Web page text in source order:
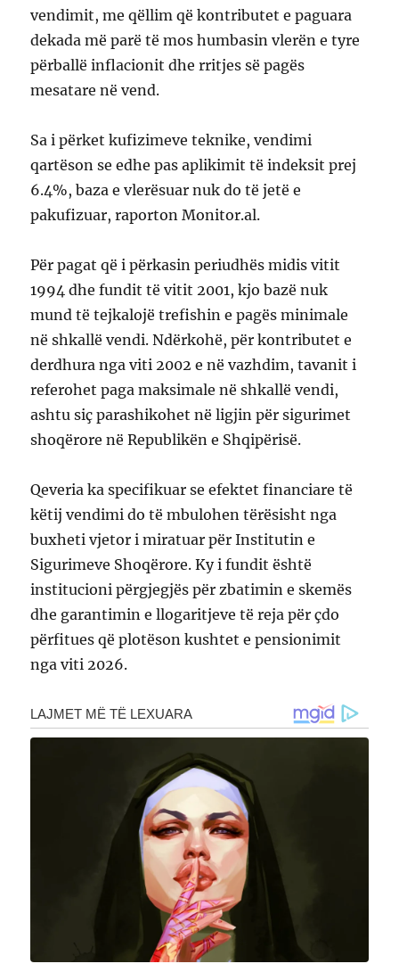
vendimit, me qëllim që kontributet e paguara
dekada më parë të mos humbasin vlerën e tyre
përballë inflacionit dhe rritjes së pagës
mesatare në vend.
Sa i përket kufizimeve teknike, vendimi
qartëson se edhe pas aplikimit të indeksit prej
6.4%, baza e vlerësuar nuk do të jetë e
pakufizuar, raporton Monitor.al.
Për pagat që i përkasin periudhës midis vitit
1994 dhe fundit të vitit 2001, kjo bazë nuk
mund të tejkalojë trefishin e pagës minimale
në shkallë vendi. Ndërkohë, për kontributet e
derdhura nga viti 2002 e në vazhdim, tavanit i
referohet paga maksimale në shkallë vendi,
ashtu siç parashikohet në ligjin për sigurimet
shoqërore në Republikën e Shqipërisë.
Qeveria ka specifikuar se efektet financiare të
këtij vendimi do të mbulohen tërësisht nga
buxheti vjetor i miratuar për Institutin e
Sigurimeve Shoqërore. Ky i fundit është
institucioni përgjegjës për zbatimin e skemës
dhe garantimin e llogaritjeve të reja për çdo
përfitues që plotëson kushtet e pensionimit
nga viti 2026.